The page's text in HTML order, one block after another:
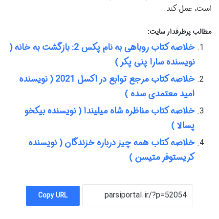
است، عمل کند.
مطالب پرطرفدار سایت:
خلاصه کتاب روباهی به نام پکس 2: بازگشت به خانه (
نویسنده سارا پنی پکر )
خلاصه کتاب مرجع توابع در اکسل 2021 ( نویسنده
امید معتمدی سده )
خلاصه کتاب مناظره شاه میلیندا ( نویسنده بیکخو
پسالا )
خلاصه کتاب همه چیز درباره خزندگان ( نویسنده
کریستوفر متیسن )
Copy URL